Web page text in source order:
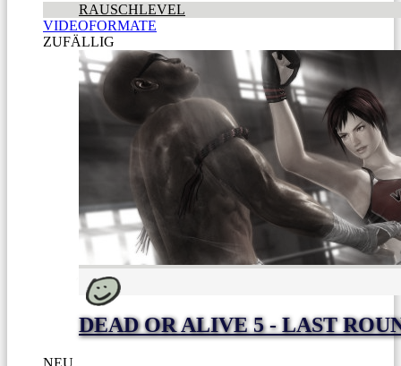
RAUSCHLEVEL
VIDEOFORMATE
ZUFÄLLIG
DEAD OR ALIVE 5 - LAST
NEU